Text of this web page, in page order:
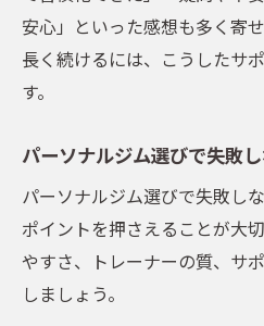
安心」といった感想も多く寄
長く続けるには、こうしたサ
す。
パーソナルジム選びで失敗
パーソナルジム選びで失敗し
ポイントを押さえることが大
やすさ、トレーナーの質、サ
しましょう。